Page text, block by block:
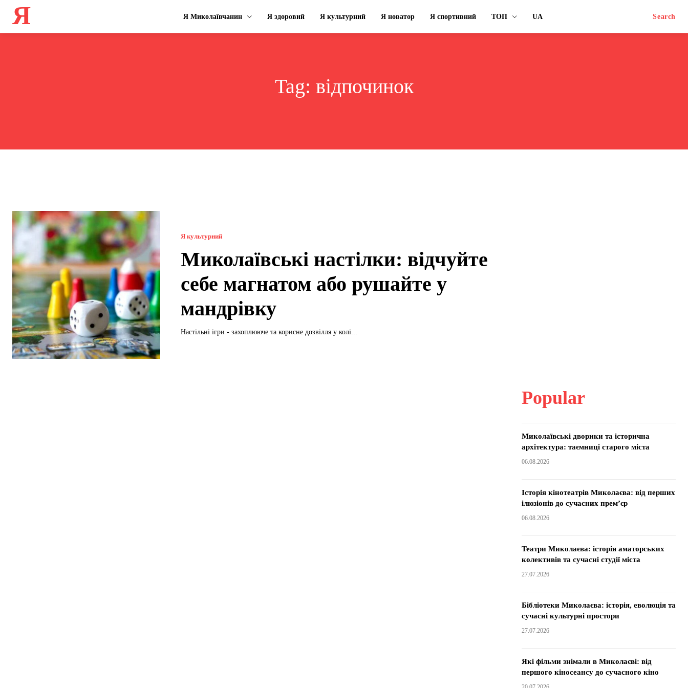
Я Я Миколаївчанин Я здоровий Я культурний Я новатор Я спортивний ТОП UA Search
Tag: відпочинок
Я культурний
Миколаївські настілки: відчуйте
себе магнатом або рушайте у
мандрівку
Настільні ігри - захоплююче та корисне дозвілля у колі...
Popular
Миколаївські дворики та історична
архітектура: таємниці старого міста
06.08.2026
Історія кінотеатрів Миколаєва: від перших
ілюзіонів до сучасних прем’єр
06.08.2026
Театри Миколаєва: історія аматорських
колективів та сучасні студії міста
27.07.2026
Бібліотеки Миколаєва: історія, еволюція та
сучасні культурні простори
27.07.2026
Які фільми знімали в Миколаєві: від
першого кіносеансу до сучасного кіно